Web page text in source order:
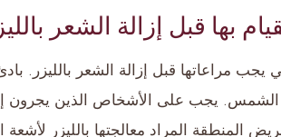
بها قبل إزالة الشعر
يجب مراعاتها قبل إزالة الشعر
الشمس. يجب على الأشخاص الذين يجرون
المنطقة المراد معالجتها بالليزر